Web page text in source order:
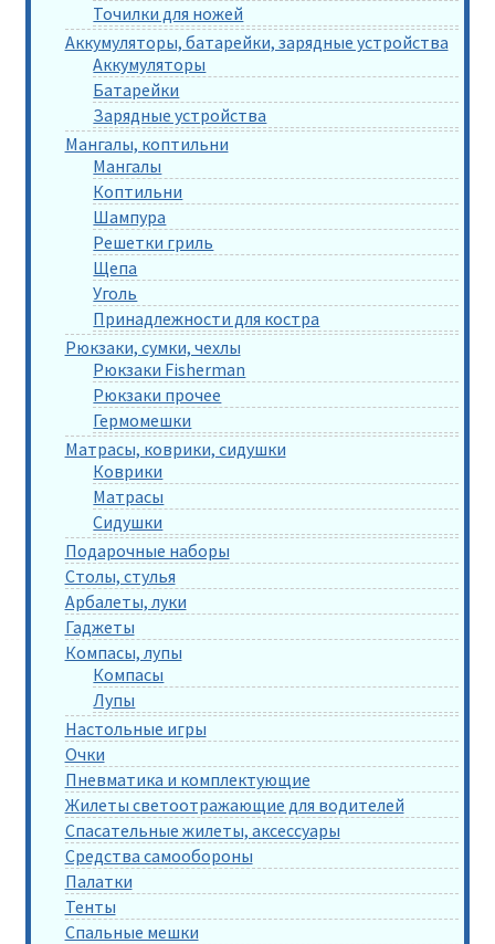
Точилки для ножей
Аккумуляторы, батарейки, зарядные устройства
Аккумуляторы
Батарейки
Зарядные устройства
Мангалы, коптильни
Мангалы
Коптильни
Шампура
Решетки гриль
Щепа
Уголь
Принадлежности для костра
Рюкзаки, сумки, чехлы
Рюкзаки Fisherman
Рюкзаки прочее
Гермомешки
Матрасы, коврики, сидушки
Коврики
Матрасы
Сидушки
Подарочные наборы
Столы, стулья
Арбалеты, луки
Гаджеты
Компасы, лупы
Компасы
Лупы
Настольные игры
Очки
Пневматика и комплектующие
Жилеты светоотражающие для водителей
Спасательные жилеты, аксессуары
Средства самообороны
Палатки
Тенты
Спальные мешки